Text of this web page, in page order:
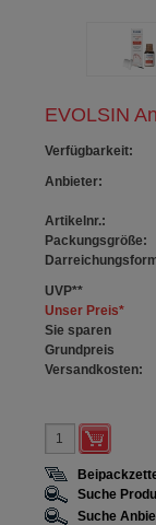
EVOLSIN
Verfügbarkeit:
Anbieter:
Artikelnr.:
Packungsgröße:
UVP**
Unser Preis*
Sie sparen
Grundpreis
Versandkosten:
Suche
Suche